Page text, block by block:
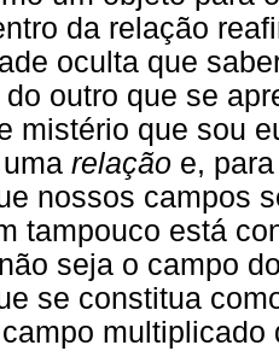
da relação
oculta que
outro que se
mistério que sou
relação e,
nossos campos
tampouco está
seja o campo
se constitua